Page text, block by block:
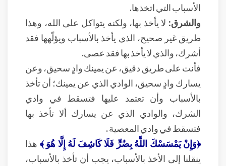
الأسباب التي اتخذها.
والشرق: لا يأخذ بها، ولكنه يتواكل على الله، وهذا
طريق غير صحيح، الذي يأخذ بالأسباب ويؤلّهها فقد
أشرك، والذي لا يأخذ بها فقد عصى.
فأنت على طريق دقيق، عن يمينك وادٍ سحيق، وعن
يسارك وادٍ سحيق، الوادي الذي عن يمينك؛ أن تأخذ
بالأسباب وأن تعتمد عليها فتسقط في وادي
الشرك، والوادي الذي عن يسارك ألا تأخذ بها
فتسقط في وادي المعصية .
﴿وَإِنْ يَمْسَسْكَ اللَّهُ بِضُرٍّ فَلَا كَاشِفَ لَهُ إِلَّا هُوَ ﴾ هذا
ينقلنا إلى الأخذ بالأسباب، يجب أن تأخذ بالأسباب،